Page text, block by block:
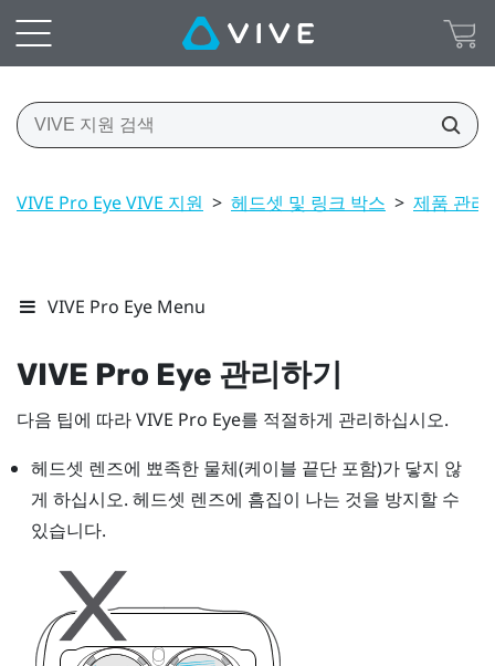
VIVE Pro Eye VIVE 지원 > 헤드셋 및 링크 박스 > 제품 관리
VIVE Pro Eye Menu
VIVE Pro Eye 관리하기
다음 팁에 따라VIVE Pro Eye를 적절하게 관리하십시오.
헤드셋 렌즈에 뾰족한 물체(케이블 끝단 포함)가 닿지 않
게 하십시오. 헤드셋 렌즈에 흠집이 나는 것을 방지할 수
있습니다.